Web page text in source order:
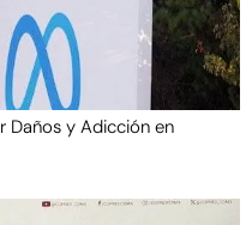
Daños y Adicción en